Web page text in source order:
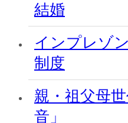
結婚
インプレゾ
制度
親・祖父母
音」